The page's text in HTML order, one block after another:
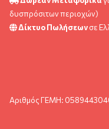
δυσπρόσιτων περιοχών)
Δίκτυο Πωλήσεωνσε
Αριθμός ΓΕΜΗ: